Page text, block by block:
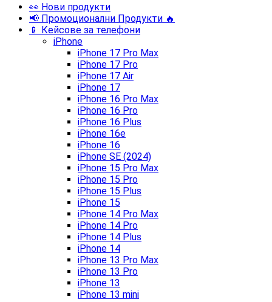
👀 Нови продукти
📢 Промоционални Продукти 🔥
📱 Кейсове за телефони
iPhone
iPhone 17 Pro Max
iPhone 17 Pro
iPhone 17 Air
iPhone 17
iPhone 16 Pro Max
iPhone 16 Pro
iPhone 16 Plus
iPhone 16e
iPhone 16
iPhone SE (2024)
iPhone 15 Pro Max
iPhone 15 Pro
iPhone 15 Plus
iPhone 15
iPhone 14 Pro Max
iPhone 14 Pro
iPhone 14 Plus
iPhone 14
iPhone 13 Pro Max
iPhone 13 Pro
iPhone 13
iPhone 13 mini